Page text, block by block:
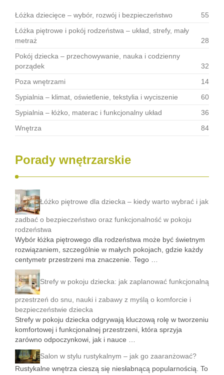
Łóżka dziecięce – wybór, rozwój i bezpieczeństwo
55
Łóżka piętrowe i pokój rodzeństwa – układ, strefy, mały
metraż
28
Pokój dziecka – przechowywanie, nauka i codzienny
porządek
32
Poza wnętrzami
14
Sypialnia – klimat, oświetlenie, tekstylia i wyciszenie
60
Sypialnia – łóżko, materac i funkcjonalny układ
36
Wnętrza
84
Porady wnętrzarskie
Łóżko piętrowe dla dziecka – kiedy warto wybrać i jak
zadbać o bezpieczeństwo oraz funkcjonalność w pokoju
rodzeństwa
Wybór łóżka piętrowego dla rodzeństwa może być świetnym
rozwiązaniem, szczególnie w małych pokojach, gdzie każdy
centymetr przestrzeni ma znaczenie. Tego …
Strefy w pokoju dziecka: jak zaplanować funkcjonalną
przestrzeń do snu, nauki i zabawy z myślą o komforcie i
bezpieczeństwie dziecka
Strefy w pokoju dziecka odgrywają kluczową rolę w tworzeniu
komfortowej i funkcjonalnej przestrzeni, która sprzyja
zarówno odpoczynkowi, jak i nauce …
Salon w stylu rustykalnym – jak go zaaranżować?
Rustykalne wnętrza cieszą się niesłabnącą popularnością. To